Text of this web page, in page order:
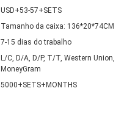
USD+53-57+SETS
Tamanho da caixa: 136*20*74CM
7-15 dias do trabalho
L/C, D/A, D/P, T/T, Western Union,
MoneyGram
5000+SETS+MONTHS